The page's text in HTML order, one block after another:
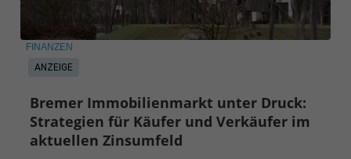
ANZEIGE
FINANZEN
Bremer Immobilienmarkt unter Druck:
Strategien für Käufer und Verkäufer im
aktuellen Zinsumfeld